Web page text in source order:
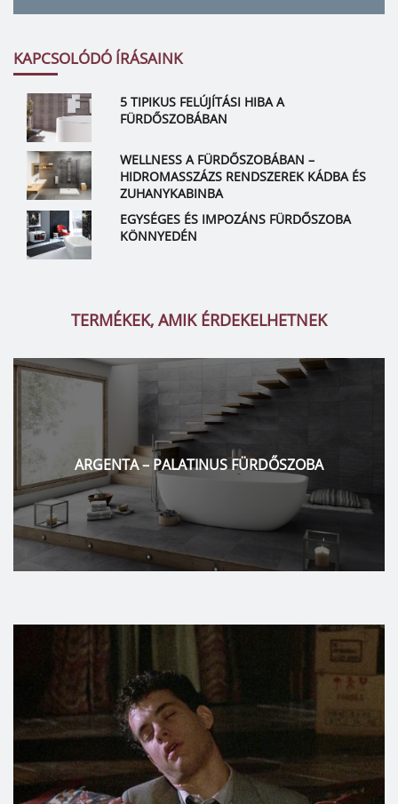
KAPCSOLÓDÓ ÍRÁSAINK
5 TIPIKUS FELÚJÍTÁSI HIBA A
FÜRDŐSZOBÁBAN
WELLNESS A FÜRDŐSZOBÁBAN –
HIDROMASSZÁZS RENDSZEREK KÁDBA ÉS
ZUHANYKABINBA
EGYSÉGES ÉS IMPOZÁNS FÜRDŐSZOBA
KÖNNYEDÉN
TERMÉKEK, AMIK ÉRDEKELHETNEK
ARGENTA – PALATINUS FÜRDŐSZOBA